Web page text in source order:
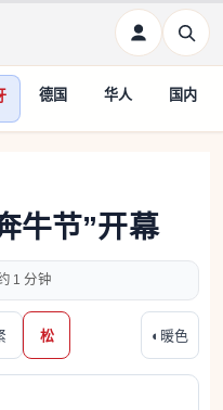
德国 华人 国内
牛节”开幕
1 分钟
松 ◐ 暖色